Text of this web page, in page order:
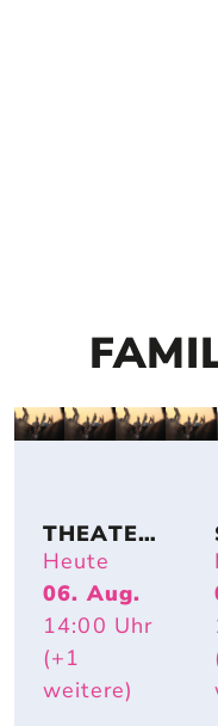
THEATER
KOLLEKT
IV
KA2OH –
DU. WIR.
UND ICH.
Heute
06. Aug.
14:00 Uhr
(+1
weitere)